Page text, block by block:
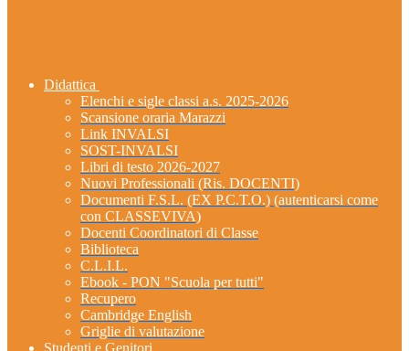
Didattica
Elenchi e sigle classi a.s. 2025-2026
Scansione oraria Marazzi
Link INVALSI
SOST-INVALSI
Libri di testo 2026-2027
Nuovi Professionali (Ris. DOCENTI)
Documenti F.S.L. (EX P.C.T.O.) (autenticarsi come
con CLASSEVIVA)
Docenti Coordinatori di Classe
Biblioteca
C.L.I.L.
Ebook - PON "Scuola per tutti"
Recupero
Cambridge English
Griglie di valutazione